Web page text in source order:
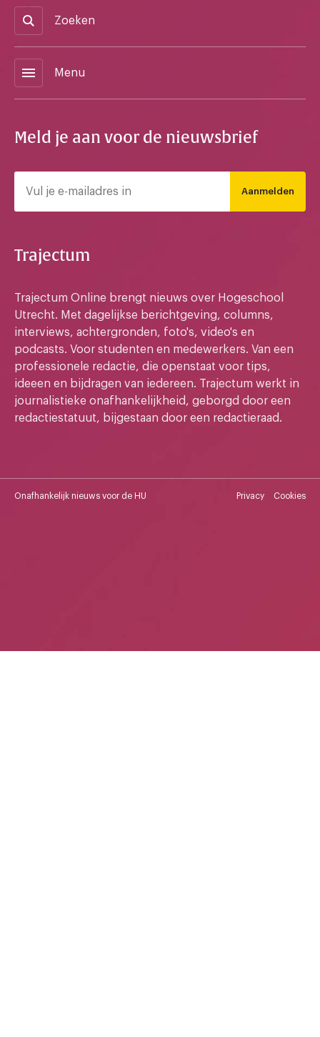
Zoeken
menu Menu
Meld je aan voor de nieuwsbrief
Aanmelden
Trajectum
Trajectum Online brengt nieuws over Hogeschool
Utrecht. Met dagelijkse berichtgeving, columns,
interviews, achtergronden, foto's, video's en
podcasts. Voor studenten en medewerkers. Van een
professionele redactie, die openstaat voor tips,
ideeen en bijdragen van iedereen. Trajectum werkt in
journalistieke onafhankelijkheid, geborgd door een
redactiestatuut, bijgestaan door een redactieraad.
Onafhankelijk nieuws voor de HU Privacy Cookies